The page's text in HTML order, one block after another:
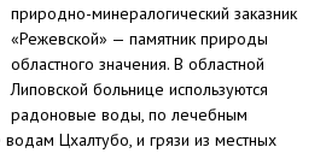
природно-минералогический заказник
«Режевской» — памятник природы
областного значения. В областной
Липовской больнице используются
радоновые воды, по лечебным
Цхалтубо, и грязи из местных